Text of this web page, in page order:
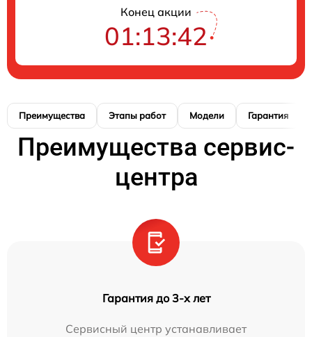
Конец акции
01:13:41
Преимущества Этапы работ Модели Гарантия
Преимущества сервис-
центра
Гарантия до 3-х лет
Сервисный центр устанавливает